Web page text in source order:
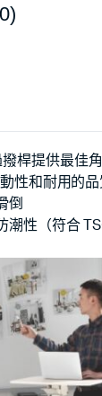
桿提供最佳
性和耐用的品
倒
潮性（符合